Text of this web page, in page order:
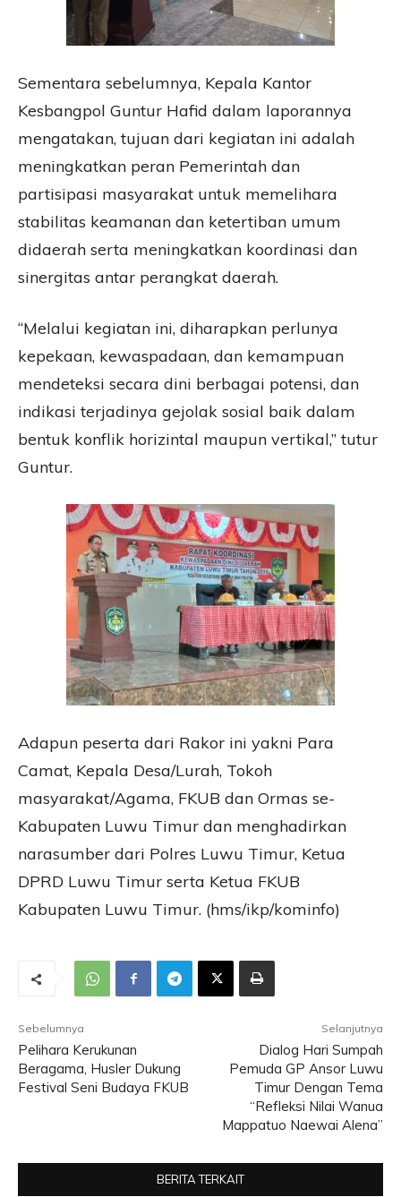
Sementara sebelumnya, Kepala Kantor
Kesbangpol Guntur Hafid dalam laporannya
mengatakan, tujuan dari kegiatan ini adalah
meningkatkan peran Pemerintah dan
partisipasi masyarakat untuk memelihara
stabilitas keamanan dan ketertiban umum
didaerah serta meningkatkan koordinasi dan
sinergitas antar perangkat daerah.
“Melalui kegiatan ini, diharapkan perlunya
kepekaan, kewaspadaan, dan kemampuan
mendeteksi secara dini berbagai potensi, dan
indikasi terjadinya gejolak sosial baik dalam
bentuk konflik horizintal maupun vertikal,” tutur
Guntur.
Adapun peserta dari Rakor ini yakni Para
Camat, Kepala Desa/Lurah, Tokoh
masyarakat/Agama, FKUB dan Ormas se-
Kabupaten Luwu Timur dan menghadirkan
narasumber dari Polres Luwu Timur, Ketua
DPRD Luwu Timur serta Ketua FKUB
Kabupaten Luwu Timur. (hms/ikp/kominfo)
Sebelumnya
Pelihara Kerukunan
Beragama, Husler Dukung
Festival Seni Budaya FKUB
Selanjutnya
Dialog Hari Sumpah
Pemuda GP Ansor Luwu
Timur Dengan Tema
“Refleksi Nilai Wanua
Mappatuo Naewai Alena”
BERITA TERKAIT